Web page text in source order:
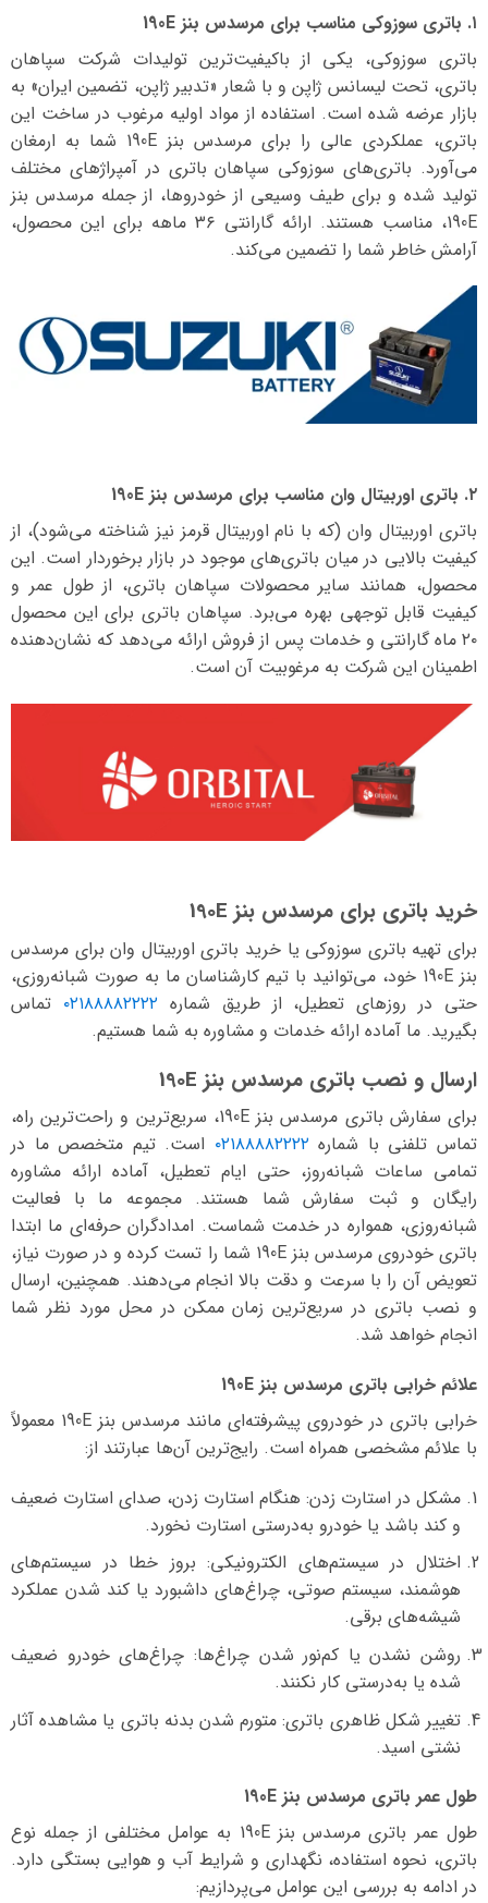
۱. باتری سوزوکی مناسب برای مرسدس بنز 190E
باتری سوزوکی، یکی از باکیفیت‌ترین تولیدات شرکت سپاهان
باتری، تحت لیسانس ژاپن و با شعار «تدبیر ژاپن، تضمین ایران» به
بازار عرضه شده است. استفاده از مواد اولیه مرغوب در ساخت این
باتری، عملکردی عالی را برای مرسدس بنز 190E شما به ارمغان
می‌آورد. باتری‌های سوزوکی سپاهان باتری در آمپراژهای مختلف
تولید شده و برای طیف وسیعی از خودروها، از جمله مرسدس بنز
190E، مناسب هستند. ارائه گارانتی ۳۶ ماهه برای این محصول،
آرامش خاطر شما را تضمین می‌کند.
۲. باتری اوربیتال وان مناسب برای مرسدس بنز 190E
باتری اوربیتال وان (که با نام اوربیتال قرمز نیز شناخته می‌شود)، از
کیفیت بالایی در میان باتری‌های موجود در بازار برخوردار است. این
محصول، همانند سایر محصولات سپاهان باتری، از طول عمر و
کیفیت قابل توجهی بهره می‌برد. سپاهان باتری برای این محصول
۲۰ ماه گارانتی و خدمات پس از فروش ارائه می‌دهد که نشان‌دهنده
اطمینان این شرکت به مرغوبیت آن است.
خرید باتری برای مرسدس بنز 190E
برای تهیه باتری سوزوکی یا خرید باتری اوربیتال وان برای مرسدس
بنز 190E خود، می‌توانید با تیم کارشناسان ما به صورت شبانه‌روزی،
حتی در روزهای تعطیل، از طریق شماره ۰۲۱۸۸۸۸۲۲۲۲ تماس
بگیرید. ما آماده ارائه خدمات و مشاوره به شما هستیم.
ارسال و نصب باتری مرسدس بنز 190E
برای سفارش باتری مرسدس بنز 190E، سریع‌ترین و راحت‌ترین راه،
تماس تلفنی با شماره ۰۲۱۸۸۸۸۲۲۲۲ است. تیم متخصص ما در
تمامی ساعات شبانه‌روز، حتی ایام تعطیل، آماده ارائه مشاوره
رایگان و ثبت سفارش شما هستند. مجموعه ما با فعالیت
شبانه‌روزی، همواره در خدمت شماست. امدادگران حرفه‌ای ما ابتدا
باتری خودروی مرسدس بنز 190E شما را تست کرده و در صورت نیاز،
تعویض آن را با سرعت و دقت بالا انجام می‌دهند. همچنین، ارسال
و نصب باتری در سریع‌ترین زمان ممکن در محل مورد نظر شما
انجام خواهد شد.
علائم خرابی باتری مرسدس بنز 190E
خرابی باتری در خودروی پیشرفته‌ای مانند مرسدس بنز 190E معمولاً
با علائم مشخصی همراه است. رایج‌ترین آن‌ها عبارتند از:
مشکل در استارت زدن: هنگام استارت زدن، صدای استارت ضعیف
و کند باشد یا خودرو به‌درستی استارت نخورد.
اختلال در سیستم‌های الکترونیکی: بروز خطا در سیستم‌های
هوشمند، سیستم صوتی، چراغ‌های داشبورد یا کند شدن عملکرد
شیشه‌های برقی.
روشن نشدن یا کم‌نور شدن چراغ‌ها: چراغ‌های خودرو ضعیف
شده یا به‌درستی کار نکنند.
تغییر شکل ظاهری باتری: متورم شدن بدنه باتری یا مشاهده آثار
نشتی اسید.
طول عمر باتری مرسدس بنز 190E
طول عمر باتری مرسدس بنز 190E به عوامل مختلفی از جمله نوع
باتری، نحوه استفاده، نگهداری و شرایط آب و هوایی بستگی دارد.
در ادامه به بررسی این عوامل می‌پردازیم: